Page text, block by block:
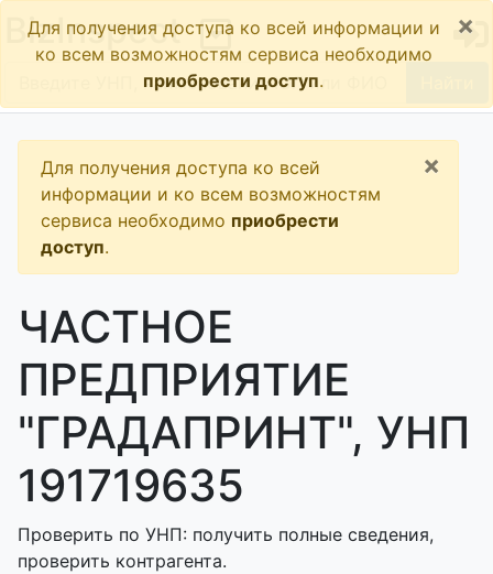
BizInspect
Для получения доступа ко всей информации и
ко всем возможностям сервиса необходимо
приобрести доступ.
×
Для получения доступа ко всей
информации и ко всем возможностям
сервиса необходимо приобрести
доступ.
×
ЧАСТНОЕ
ПРЕДПРИЯТИЕ
"ГРАДАПРИНТ", УНП
191719635
Проверить по УНП: получить полные сведения,
проверить контрагента.